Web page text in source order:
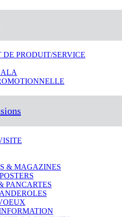
PRODUIT/SERVICE
& MAGAZINES
PANCARTES